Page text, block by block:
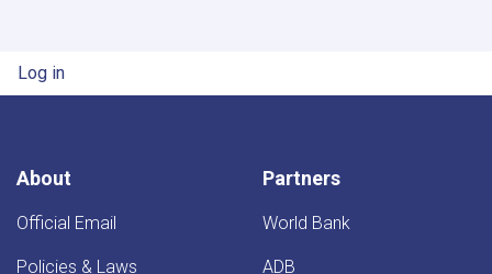
User account menu
Log in
About
Official Email
Policies & Laws
Partners
World Bank
ADB